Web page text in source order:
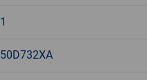
1
50D732XA